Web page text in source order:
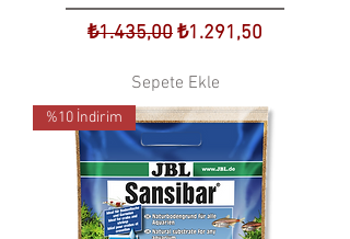
Normal Fiyat
₺1.435,00İndirimli Fiyat
₺1.291,50
Sepete Ekle
%10 İndirim